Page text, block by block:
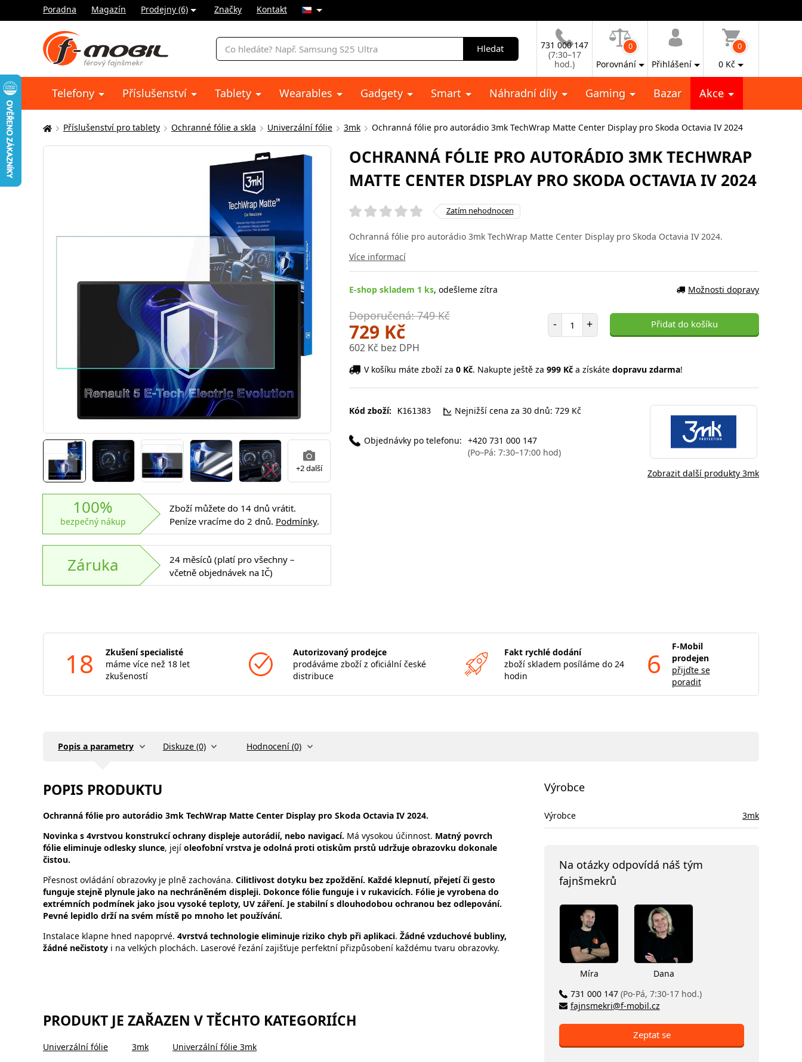
Poradna Magazín Prodejny (6) Značky Kontakt
Vyhledávání
Hledat
731 000 147
(7:30–17
hod.)
0
Porovnání Přihlášení
0
0 Kč
Telefony Příslušenství Tablety Wearables Gadgety Smart Náhradní díly Gaming Bazar Akce
Zde
se
Příslušenství pro tablety Ochranné fólie a skla Univerzální fólie 3mk Ochranná fólie pro autorádio 3mk TechWrap Matte Center Display pro Skoda Octavia IV 2024
+2 další
100%
bezpečný nákup
Zboží můžete do 14 dnů vrátit.
Peníze vracíme do 2 dnů. Podmínky.
Záruka
24 měsíců (platí pro všechny –
včetně objednávek na IČ)
OCHRANNÁ FÓLIE PRO AUTORÁDIO 3MK TECHWRAP
MATTE CENTER DISPLAY PRO SKODA OCTAVIA IV 2024
Zatím nehodnocen
Ochranná fólie pro autorádio 3mk TechWrap Matte Center Display pro Skoda Octavia IV 2024.
Více informací
E-shop skladem 1 ks, odešleme zítra Možnosti dopravy
Doporučená: 749 Kč
729 Kč
602 Kč bez DPH
- Počet položek
+ Přidat do košíku
V košíku máte zboží za 0 Kč. Nakupte ještě za 999 Kča získáte dopravu zdarma!
Kód zboží: K161383 Nejnižší cena za 30 dnů: 729 Kč
Objednávky po telefonu: +420 731 000 147
(Po–Pá: 7:30–17:00 hod)
Zobrazit další produkty 3mk
18
Zkušení specialisté
máme více než 18 let
zkušeností
Autorizovaný prodejce
prodáváme zboží z oficiální české
distribuce
Fakt rychlé dodání
zboží skladem posíláme do 24
hodin
6
F-Mobil
prodejen
přijďte se
poradit
Popis a parametry Diskuze (0) Hodnocení (0)
POPIS PRODUKTU
Ochranná fólie pro autorádio 3mk TechWrap Matte Center Display pro Skoda Octavia IV 2024.
Novinka s 4vrstvou konstrukcí ochrany displeje autorádií, nebo navigací. Má vysokou účinnost. Matný povrch
fólie eliminuje odlesky slunce, její oleofobní vrstva je odolná proti otiskům prstů udržuje obrazovku dokonale
čistou.
Přesnost ovládání obrazovky je plně zachována. Cilitlivost dotyku bez zpoždění. Každé klepnutí, přejetí či gesto
funguje stejně plynule jako na nechráněném displeji. Dokonce fólie funguje i v rukavicích. Fólie je vyrobena do
extrémních podmínek jako jsou vysoké teploty, UV záření. Je stabilní s dlouhodobou ochranou bez odlepování.
Pevné lepidlo drží na svém místě po mnoho let používání.
Instalace klapne hned napoprvé. 4vrstvá technologie eliminuje riziko chyb při aplikaci. Žádné vzduchové bubliny,
žádné nečistoty i na velkých plochách. Laserové řezání zajišťuje perfektní přizpůsobení každému tvaru obrazovky.
PRODUKT JE ZAŘAZEN V TĚCHTO KATEGORIÍCH
Univerzální fólie 3mk Univerzální fólie 3mk
Výrobce
Výrobce 3mk
Na otázky odpovídá náš tým
fajnšmekrů
Míra
Dana
731 000 147 (Po-Pá, 7:30-17 hod.)
fajnsmekri@f-mobil.cz
Zeptat se